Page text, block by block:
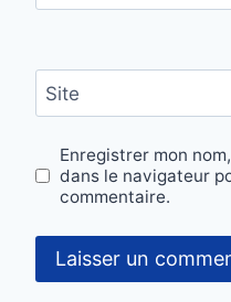
Site
Enregistrer mon
dans le navigateur
commentaire.